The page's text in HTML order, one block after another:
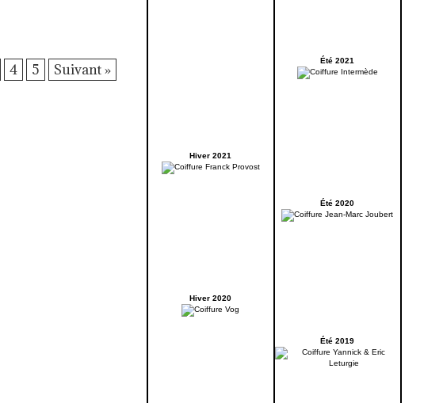
4 5 Suivant »
Hiver 2021
Hiver 2020
Été 2021
Été 2020
Été 2019